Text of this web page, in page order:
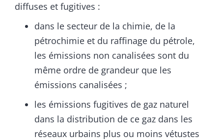
diffuses et fugitives :
dans le secteur de la chimie, de la
pétrochimie et du raffinage du pétrole,
les émissions non canalisées sont du
même ordre de grandeur que les
émissions canalisées ;
les émissions fugitives de gaz naturel
dans la distribution de ce gaz dans les
réseaux urbains plus ou moins vétustes